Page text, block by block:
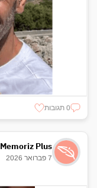
0 תגובות
Memoriz Plus
7 פברואר 2026